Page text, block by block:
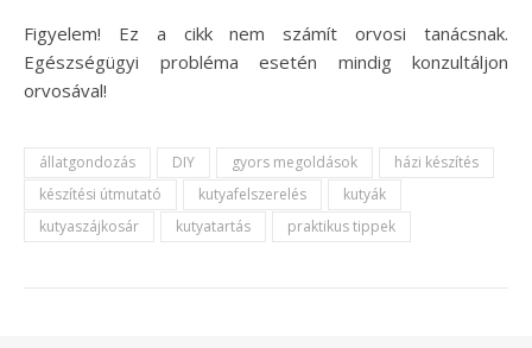
Figyelem! Ez a cikk nem számít orvosi tanácsnak.
Egészségügyi probléma esetén mindig konzultáljon
orvosával!
állatgondozás DIY gyors megoldások
házi készítés
készítési útmutató
kutyafelszerelés
kutyák
kutyaszájkosár
kutyatartás praktikus tippek